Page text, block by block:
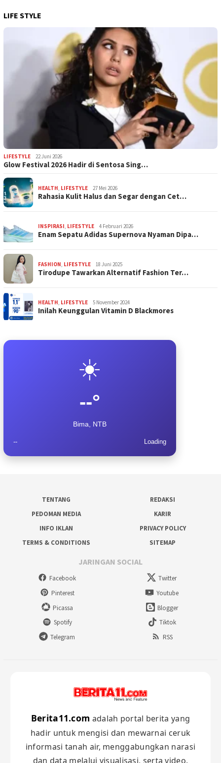
LIFE STYLE
LIFESTYLE 22 Juni 2026
Glow Festival 2026 Hadir di Sentosa Sing…
HEALTH, LIFESTYLE 27 Mei 2026
Rahasia Kulit Halus dan Segar dengan Cet…
INSPIRASI, LIFESTYLE 4 Februari 2026
Enam Sepatu Adidas Supernova Nyaman Dipa…
FASHION, LIFESTYLE 18 Juni 2025
Tirodupe Tawarkan Alternatif Fashion Ter…
HEALTH, LIFESTYLE 5 November 2024
Inilah Keunggulan Vitamin D Blackmores
☀️
--°
Bima, NTB
-- Loading
TENTANG
REDAKSI
PEDOMAN MEDIA
KARIR
INFO IKLAN
PRIVACY POLICY
TERMS & CONDITIONS
SITEMAP
JARINGAN SOCIAL
Facebook
Twitter
Pinterest
Youtube
Picassa
Blogger
Spotify
Tiktok
Telegram
RSS
Berita11.com adalah portal berita yang
hadir untuk mengisi dan mewarnai ceruk
informasi tanah air, menggabungkan narasi
dan data melalui visualisasi, serta video.